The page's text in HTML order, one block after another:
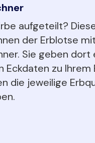
aufgeteilt?
der Erblotse
Sie geben dort
Eckdaten zu Ihrem
die jeweilige